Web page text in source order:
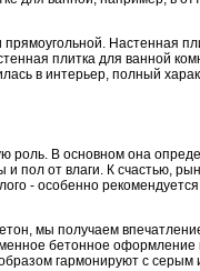
Настенная
плитка для ванной
в интерьер, полный
роль. В основном она
пол от влаги. К счастью,
- особенно
мы получаем
бетонное оформление
гармонируют с серым